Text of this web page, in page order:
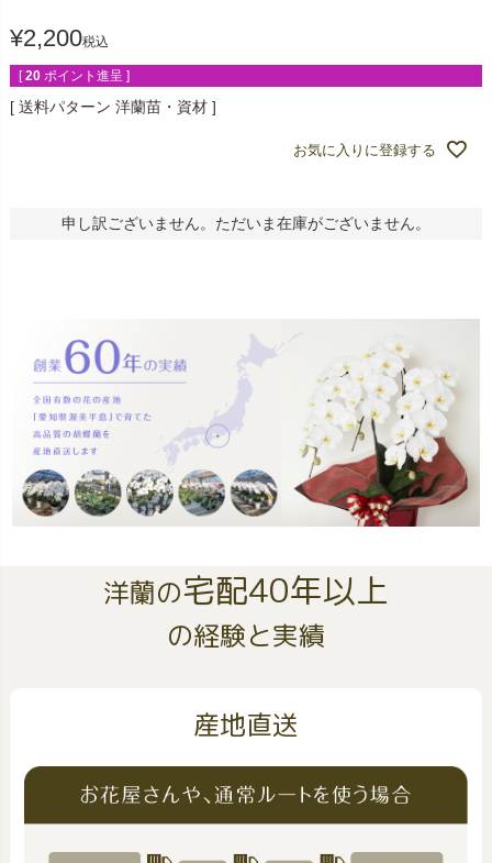
¥2,200税込
[ 20 ポイント進呈 ]
送料パターン 洋蘭苗・資材
お気に入りに登録する
申し訳ございません。ただいま在庫がございません。
洋蘭の宅配40年以上
の経験と実績
産地直送